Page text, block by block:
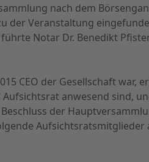
nach dem
der Veranstaltung
Notar Dr. Benedikt
CEO der Gesellschaft war,
anwesend sind,
der
Aufsichtsratsmitglieder